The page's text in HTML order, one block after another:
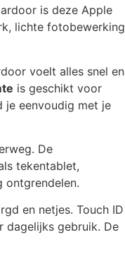
is deze Apple
lichte fotobewerking
voelt alles snel en
is geschikt voor
je eenvoudig met je
De
tekentablet,
ontgrendelen.
en netjes. Touch ID
dagelijks gebruik. De